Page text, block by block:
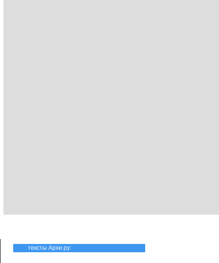
тексты Архи.ру: